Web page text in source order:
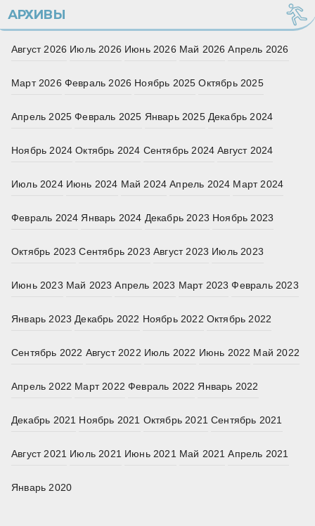
АРХИВЫ
Август 2026 Июль 2026 Июнь 2026 Май 2026 Апрель 2026
Март 2026 Февраль 2026 Ноябрь 2025 Октябрь 2025
Апрель 2025 Февраль 2025 Январь 2025 Декабрь 2024
Ноябрь 2024 Октябрь 2024 Сентябрь 2024 Август 2024
Июль 2024 Июнь 2024 Май 2024 Апрель 2024 Март 2024
Февраль 2024 Январь 2024 Декабрь 2023 Ноябрь 2023
Октябрь 2023 Сентябрь 2023 Август 2023 Июль 2023
Июнь 2023 Май 2023 Апрель 2023 Март 2023 Февраль 2023
Январь 2023 Декабрь 2022 Ноябрь 2022 Октябрь 2022
Сентябрь 2022 Август 2022 Июль 2022 Июнь 2022 Май 2022
Апрель 2022 Март 2022 Февраль 2022 Январь 2022
Декабрь 2021 Ноябрь 2021 Октябрь 2021 Сентябрь 2021
Август 2021 Июль 2021 Июнь 2021 Май 2021 Апрель 2021
Январь 2020